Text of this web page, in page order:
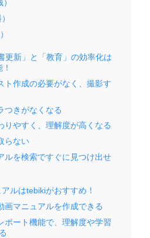
更新」と「教育」の効率化は
ト作成の必要がなく、撮影す
つきがなくなる
りやすく、理解度が高くなる
らない
ルを検索ですぐに見つけ出せ
ルはtebikiがおすすめ！
画マニュアルを作成できる
ポート機能で、理解度や学習